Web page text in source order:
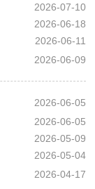
2026-07-10
2026-06-18
2026-06-11
2026-06-09
2026-06-05
2026-06-05
2026-05-09
2026-05-04
2026-04-17